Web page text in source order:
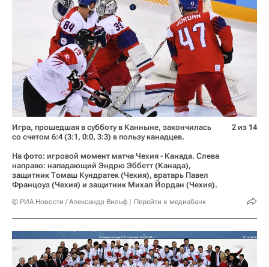
Игра, прошедшая в субботу в Канныне, закончилась
со счетом 6:4 (3:1, 0:0, 3:3) в пользу канадцев.
На фото: игровой момент матча Чехия - Канада. Слева
направо: нападающий Эндрю Эббетт (Канада),
защитник Томаш Кундратек (Чехия), вратарь Павел
Францоуз (Чехия) и защитник Михал Йордан (Чехия).
© РИА Новости / Александр Вильф Перейти в медиабанк
2 из 14